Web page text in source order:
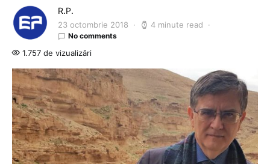
R.P.
23 octombrie 2018 4 minute read
No comments
1.757 de vizualizări